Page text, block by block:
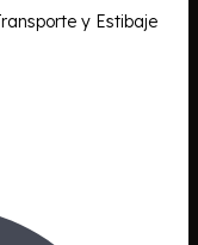
y Estibaje